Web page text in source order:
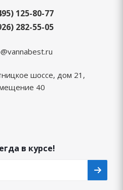
125-80-77
282-55-05
шоссе, дом 21,
40
в курсе!